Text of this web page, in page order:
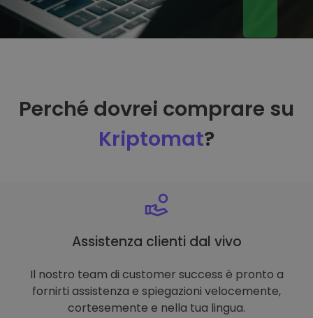
Perché dovrei comprare su
Kriptomat?
Assistenza clienti dal vivo
Il nostro team di customer success è pronto a
fornirti assistenza e spiegazioni velocemente,
cortesemente e nella tua lingua.